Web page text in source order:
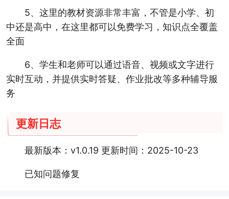
5、这里的教材资源非常丰富，不管是小学、初
中还是高中，在这里都可以免费学习，知识点全覆盖
全面
6、学生和老师可以通过语音、视频或文字进行
实时互动，并提供实时答疑、作业批改等多种辅导服
务
更新日志
最新版本：v1.0.19 更新时间：2025-10-23
已知问题修复